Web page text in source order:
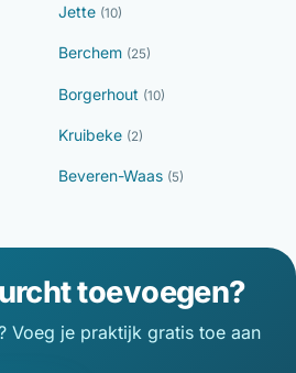
Jette (10)
Berchem (25)
Borgerhout (10)
Kruibeke (2)
Beveren-Waas (5)
toevoegen?
Voeg je praktijk gratis toe aan